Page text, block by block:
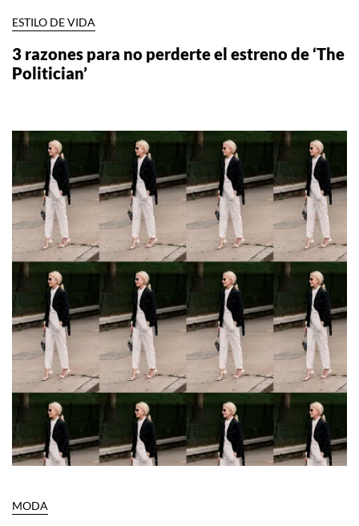
ESTILO DE VIDA
3 razones para no perderte el estreno de ‘The
Politician’
MODA